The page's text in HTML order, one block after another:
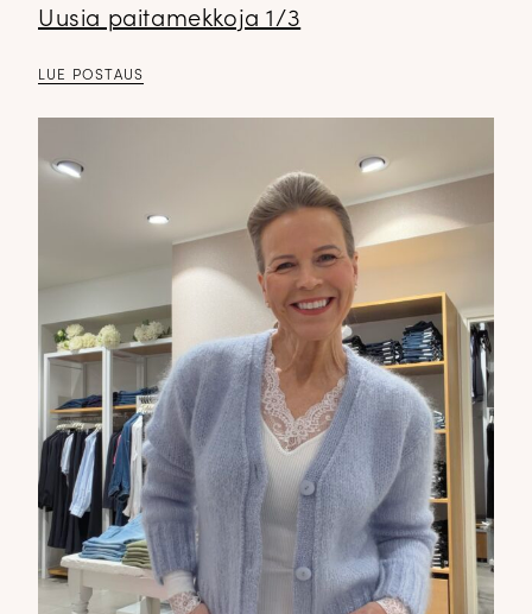
Uusia paitamekkoja 1/3
LUE POSTAUS